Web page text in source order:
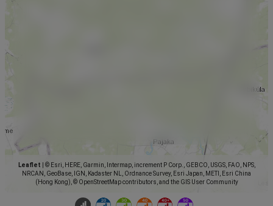
Leaflet
© Esri, HERE, Garmin, Intermap, increment P Corp., GEBCO, USGS, FAO, NPS,
NRCAN, GeoBase, IGN, Kadaster NL, Ordnance Survey, Esri Japan, METI, Esri China
(Hong Kong), © OpenStreetMap contributors, and the GIS User Community